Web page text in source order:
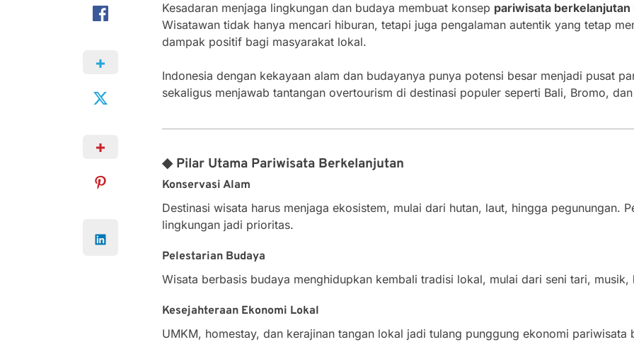
Kesadaran menjaga lingkungan dan budaya membuat konsep pariwisata
Wisatawan tidak hanya mencari hiburan, tetapi juga pengalaman autentik yang tetap
dampak positif bagi masyarakat lokal.
Indonesia dengan kekayaan alam dan budayanya punya potensi besar menjadi pusat
sekaligus menjawab tantangan overtourism di destinasi populer seperti Bali, Bromo,
◆ Pilar Utama Pariwisata Berkelanjutan
Konservasi Alam
Destinasi wisata harus menjaga ekosistem, mulai dari hutan, laut, hingga pegunungan.
lingkungan jadi prioritas.
Pelestarian Budaya
Wisata berbasis budaya menghidupkan kembali tradisi lokal, mulai dari seni tari, musik,
Kesejahteraan Ekonomi Lokal
UMKM, homestay, dan kerajinan tangan lokal jadi tulang punggung ekonomi pariwisata